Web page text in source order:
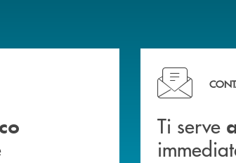
delle nostre&nbsp; filiali . Ti serve
Ti serve